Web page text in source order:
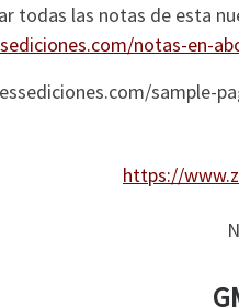
todas las notas de esta
notas-en-
https://